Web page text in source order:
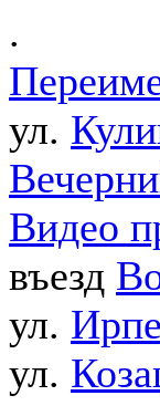
.
ул.
Видео
въезд
ул.
ул.